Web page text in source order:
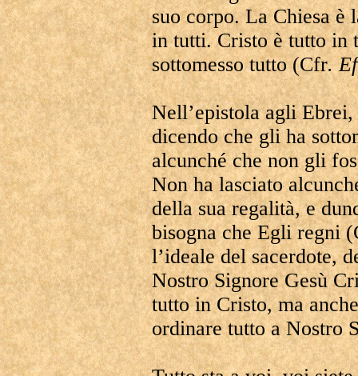
suo corpo. La Chiesa è
in tutti. Cristo è tutto in
sottomesso tutto (Cfr. Ef
Nell’epistola agli
dicendo che gli ha
alcunché che non gli
Non ha lasciato
della sua regalità, e
bisogna che Egli regni
l’ideale del sacerdote,
Nostro Signore Gesù
tutto in Cristo, ma
ordinare tutto a Nostro